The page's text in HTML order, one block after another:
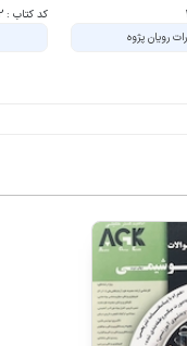
رویان پژوه
کد کتاب : 202182